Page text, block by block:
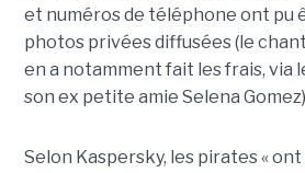
et numéros de téléphone ont pu
photos privées diffusées (le
en a notamment fait les frais, via
son ex petite amie Selena
Selon Kaspersky, les pirates «